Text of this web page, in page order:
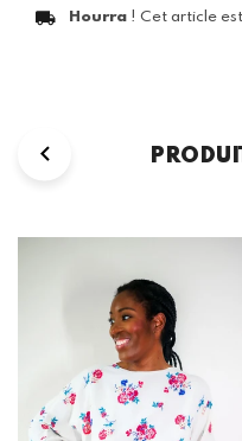
Hourra ! Cet article